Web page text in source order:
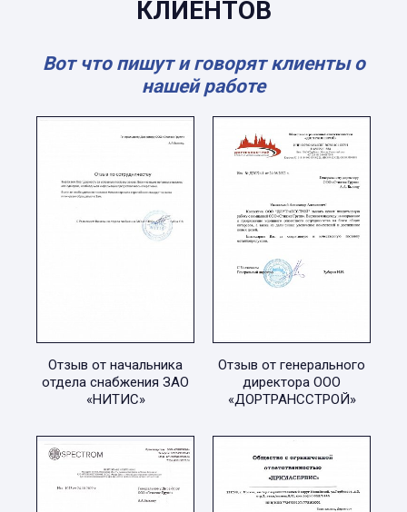
КЛИЕНТОВ
Вот что пишут и говорят клиенты о
нашей работе
Отзыв от начальника
отдела снабжения ЗАО
«НИТИС»
Отзыв от генерального
директора ООО
«ДОРТРАНССТРОЙ»